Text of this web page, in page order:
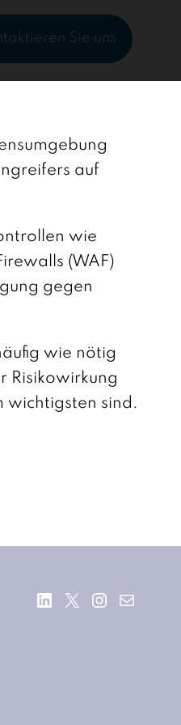
Sie uns
auf
wie
(WAF)
gegen
wie nötig
Risikowirkung
wichtigsten sind.
LinkedIn
X E-Mail